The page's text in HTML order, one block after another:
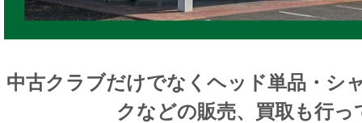
中古クラブだけでなくヘッド単品・シ
クなどの販売、買取も行っ